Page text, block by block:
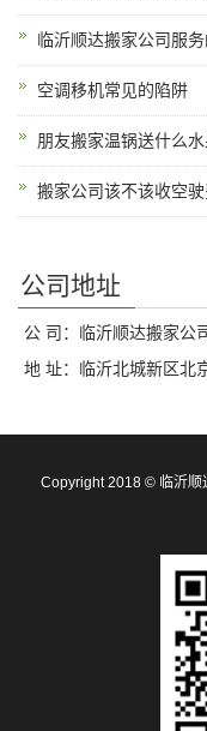
临沂顺达搬家公司服
空调移机常见的陷阱
朋友搬家温锅送什么
搬家公司该不该收空驶
公司地址
公 司：临沂顺达搬家公
地 址：临沂北城新区北
Copyright 2018 © 临沂顺